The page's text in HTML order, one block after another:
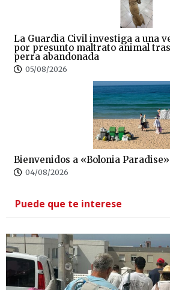
La Guardia Civil investiga a una
por presunto maltrato animal
perra abandonada
05/08/2026
Bienvenidos a «Bolonia Paradise»
04/08/2026
Puede que te interese